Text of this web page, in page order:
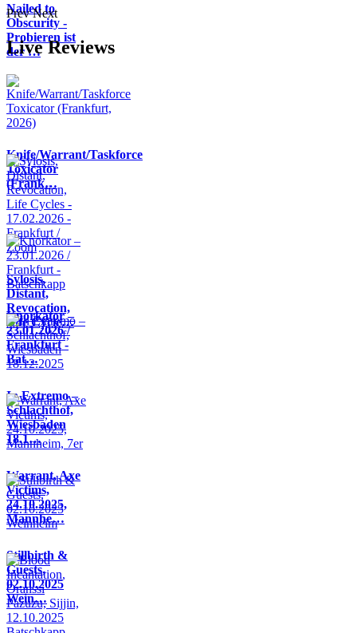
Nailed to
Obscurity -
Probieren ist
der …
Prev Next
Live Reviews
Knife/Warrant/Taskforce
Toxicator
(Frank…
Sylosis,
Distant,
Revocation,
Life Cycle…
Knorkator –
23.01.2026 /
Frankfurt -
Bat…
In Extremo –
Schlachthof,
Wiesbaden
18.1…
Warrant, Axe
Victims,
24.10.2025,
Mannhe…
Stillbirth &
Guests,
02.10.2025
Wein…